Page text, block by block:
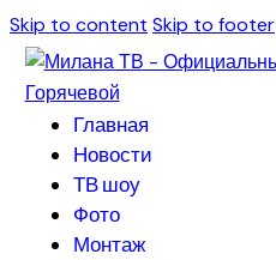
Skip to content Skip to footer
Главная
Новости
ТВ шоу
Фото
Монтаж